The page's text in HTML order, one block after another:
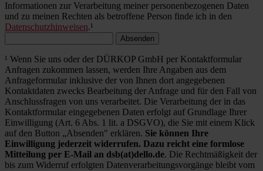
Informationen zur Verarbeitung meiner personenbezogenen Daten
und zu meinen Rechten als betroffene Person finde ich in den
Datenschutzhinweisen.¹
Absenden
¹ Wenn Sie uns oder der DÜRKOP GmbH per Kontaktformular
Anfragen zukommen lassen, werden Ihre Angaben aus dem
Anfrageformular inklusive der von Ihnen dort angegebenen
Kontaktdaten zwecks Bearbeitung der Anfrage und für den Fall von
Anschlussfragen von uns verarbeitet. Die Verarbeitung der in das
Kontaktformular eingegebenen Daten erfolgt auf Grundlage Ihrer
Einwilligung (Art. 6 Abs. 1 lit. a DSGVO), die Sie mit einem Klick
auf den Button „Absenden" erklären. Sie können Ihre
Einwilligung jederzeit widerrufen. Dazu reicht eine formlose
Mitteilung per E-Mail an dsb(at)dello.de. Die Rechtmäßigkeit der
bis zum Widerruf erfolgten Datenverarbeitungsvorgänge bleibt vom